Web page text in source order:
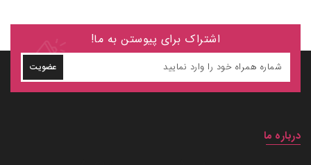
اشتراک برای پیوستن به ما!
عضویت
درباره ما